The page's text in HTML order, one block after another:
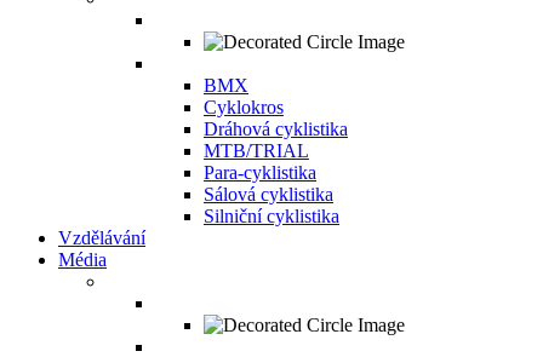
BMX
Cyklokros
Dráhová cyklistika
MTB/TRIAL
Para-cyklistika
Sálová cyklistika
Silniční cyklistika
Vzdělávání
Média